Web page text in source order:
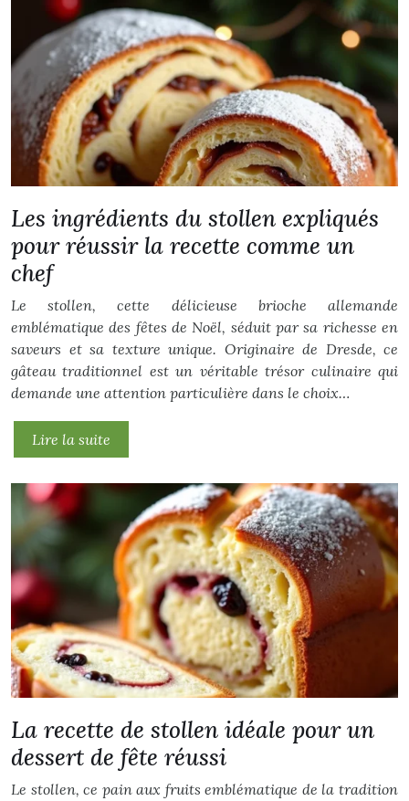
Les ingrédients du stollen expliqués
pour réussir la recette comme un
chef
Le stollen, cette délicieuse brioche allemande
emblématique des fêtes de Noël, séduit par sa richesse en
saveurs et sa texture unique. Originaire de Dresde, ce
gâteau traditionnel est un véritable trésor culinaire qui
demande une attention particulière dans le choix…
Lire la suite
La recette de stollen idéale pour un
dessert de fête réussi
Le stollen, ce pain aux fruits emblématique de la tradition